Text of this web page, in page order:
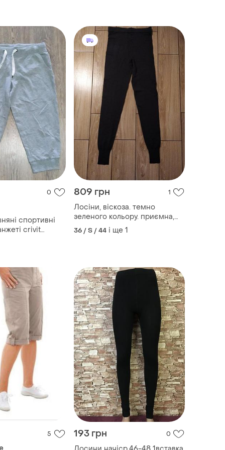
0
спортивні
сrivit
809 грн 1
Лосіни, віскоза. темно
зеленого кольору. приємна,
м'яка текстура, внизу на
манжеті
36 / S / 44 і ще 1
5 193 грн 0